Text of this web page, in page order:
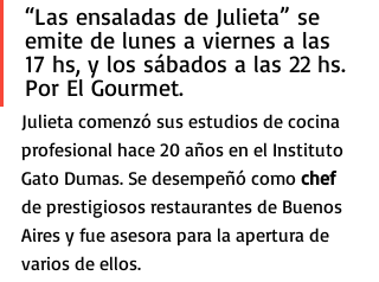
“Las ensaladas de Julieta” se
emite de lunes a viernes a las
17 hs, y los sábados a las 22 hs.
Por El Gourmet.
Julieta comenzó sus estudios de cocina
profesional hace 20 años en el Instituto
Gato Dumas. Se desempeñó como chef
de prestigiosos restaurantes de Buenos
Aires y fue asesora para la apertura de
varios de ellos.